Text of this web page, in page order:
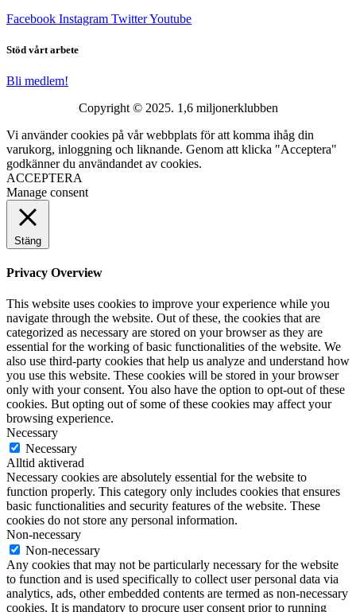
Facebook Instagram TwitterYoutube
Stöd vårt arbete
Bli medlem!
Copyright © 2025. 1,6 miljonerklubben
Vi använder cookies på vår webbplats för att komma ihåg din
varukorg, inloggning och liknande. Genom att klicka "Acceptera"
godkänner du användandet av cookies.
ACCEPTERA
Manage consent
Stäng
Privacy Overview
This website uses cookies to improve your experience while you
navigate through the website. Out of these, the cookies that are
categorized as necessary are stored on your browser as they are
essential for the working of basic functionalities of the website. We
also use third-party cookies that help us analyze and understand how
you use this website. These cookies will be stored in your browser
only with your consent. You also have the option to opt-out of these
cookies. But opting out of some of these cookies may affect your
browsing experience.
Necessary
Necessary
Alltid aktiverad
Necessary cookies are absolutely essential for the website to
function properly. This category only includes cookies that ensures
basic functionalities and security features of the website. These
cookies do not store any personal information.
Non-necessary
Non-necessary
Any cookies that may not be particularly necessary for the website
to function and is used specifically to collect user personal data via
analytics, ads, other embedded contents are termed as non-necessary
cookies. It is mandatory to procure user consent prior to running